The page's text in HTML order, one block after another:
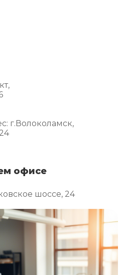
г.Волоколамск,
офисе
шоссе, 24